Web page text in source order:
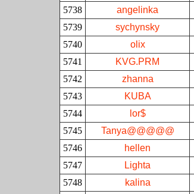
5738
angelinka
5739
sychynsky
5740
olix
5741
KVG.PRM
5742
zhanna
5743
KUBA
5744
lor$
5745
Tanya@@@@@
5746
hellen
5747
Lighta
5748
kalina